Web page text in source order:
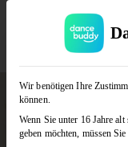
Wir benötigen Ihre
können.
Wenn Sie unter 16 Jahre
geben möchten, müssen